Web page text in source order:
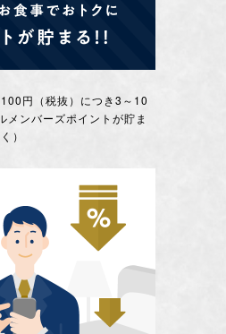
円（税抜）につき3～10
メンバーズポイントが貯ま
）